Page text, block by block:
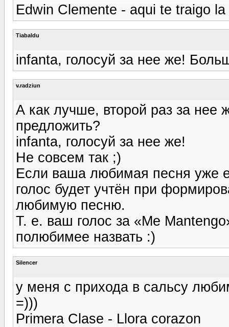
Edwin Clemente - aqui te traigo la
Tiabaldu
infanta, голосуй за нее же!
v.radziun
А как лучше, второй раз за нее
предложить?
infanta, голосуй за нее же!
Не совсем так ;)
Если ваша любимая песня уже
голос будет учтён при
любимую песню.
Т. е. ваш голос за «Me
полюбимее назвать :)
Silencer
у меня с прихода в сальсу
=)))
Primera Clase - Llora corazon